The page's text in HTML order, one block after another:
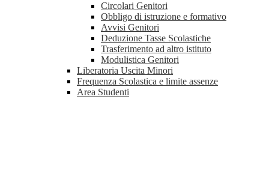
Circolari Genitori
Obbligo di istruzione e formativo
Avvisi Genitori
Deduzione Tasse Scolastiche
Trasferimento ad altro istituto
Modulistica Genitori
Liberatoria Uscita Minori
Frequenza Scolastica e limite assenze
Area Studenti